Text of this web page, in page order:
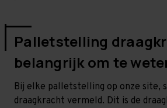
Palletstelling
belangrijk om te
Bij elke palletstelling op onze site,
draagkracht vermeld. Dit is de